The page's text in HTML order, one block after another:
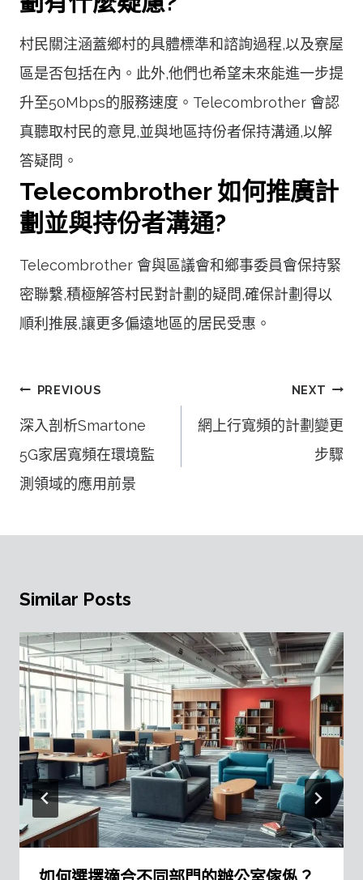
村民關注涵蓋鄉村的具體標準和諮詢過程,以及寮屋
區是否包括在內。此外,他們也希望未來能進一步提
升至50Mbps的服務速度。Telecombrother 會認
真聽取村民的意見,並與地區持份者保持溝通,以解
答疑問。
Telecombrother 如何推廣計
劃並與持份者溝通?
Telecombrother 會與區議會和鄉事委員會保持緊
密聯繫,積極解答村民對計劃的疑問,確保計劃得以
順利推展,讓更多偏遠地區的居民受惠。
文
章
覽
PREVIOUS
深入剖析Smartone
5G家居寬頻在環境監
測領域的應用前景
NEXT
網上行寬頻的計劃變更
步驟
Similar Posts